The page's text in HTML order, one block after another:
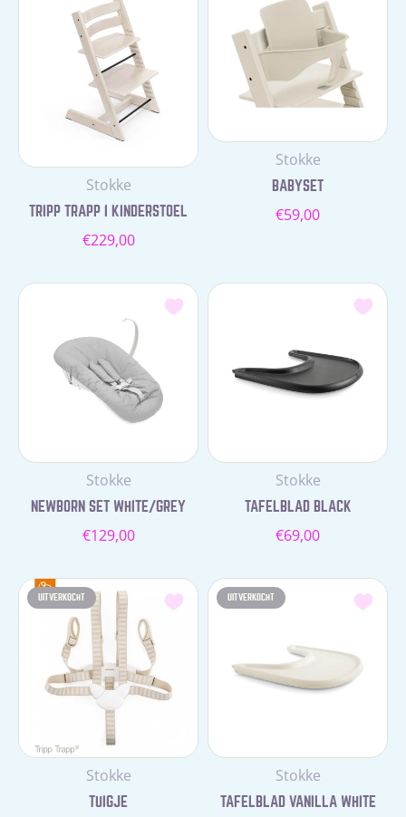
Leverancier:
Stokke
TRIPP TRAPP I KINDERSTOEL
Normale
€229,00
Leverancier:
Stokke
BABYSET
Normale
€59,00
Leverancier:
Stokke
NEWBORN SET WHITE/GREY
Normale
€129,00
Leverancier:
Stokke
TAFELBLAD BLACK
Normale
€69,00
UITVERKOCHT
Leverancier:
Stokke
TUIGJE
UITVERKOCHT
Leverancier:
Stokke
TAFELBLAD VANILLA WHITE